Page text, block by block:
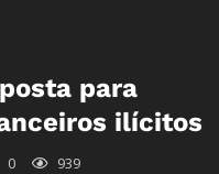
para
ilícitos
0 939